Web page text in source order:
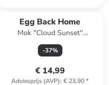
Egg Back Home
Mok ''Cloud Sunset''
lichtroze/lichtblauw - 500 ml
-37%
€ 14,99
Adviesprijs (AVP): € 23,90*